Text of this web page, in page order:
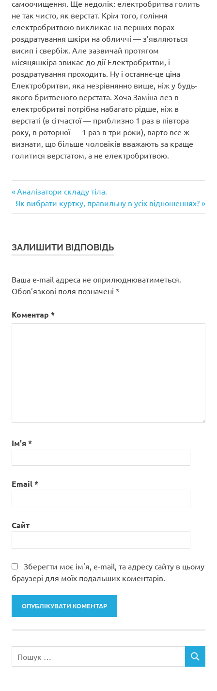
самоочищення. Ще недолік: електробритва голить
не так чисто, як верстат. Крім того, гоління
електробритвою викликає на перших порах
роздратування шкіри на обличчі — з’являються
висип і свербіж. Але зазвичай протягом
місяцяшкіра звикає до дії Електробритви, і
роздратування проходить. Ну і останнє-це ціна
Електробритви, яка незрівнянно вище, ніж у будь-
якого бритвеного верстата. Хоча Заміна лез в
електробритві потрібна набагато рідше, ніж в
верстаті (в сітчастої — приблизно 1 раз в півтора
року, в роторної — 1 раз в три роки), варто все ж
визнати, що більше чоловіків вважають за краще
голитися верстатом, а не електробритвою.
Навігація
записів
Попередній
запис:
Аналізатори складу тіла.
Наступний
запис:
Як вибрати куртку, правильну в усіх відношеннях?
ЗАЛИШИТИ ВІДПОВІДЬ
Ваша e-mail адреса не оприлюднюватиметься.
Обов’язкові поля позначені *
Коментар *
Ім'я*
Email*
Сайт
Зберегти моє ім'я, e-mail, та адресу сайту в цьому
браузері для моїх подальших коментарів.
ПОШУК